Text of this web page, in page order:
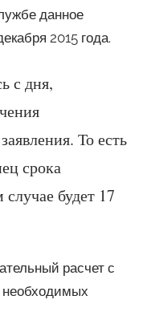
данное
2015 года.
с дня,
То есть
срока
будет 17
расчет с
необходимых